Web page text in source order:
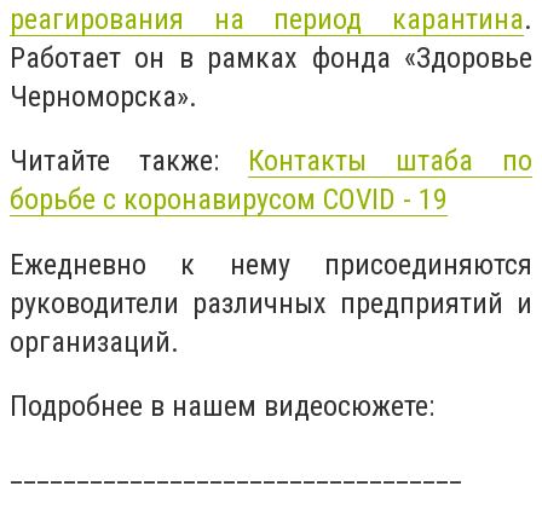
реагирования на период карантина.
Работает он в рамках фонда «Здоровье
Черноморска».
Читайте также: Контакты штаба по
борьбе с коронавирусом COVID - 19
Ежедневно к нему присоединяются
руководители различных предприятий и
организаций.
Подробнее в нашем видеосюжете: